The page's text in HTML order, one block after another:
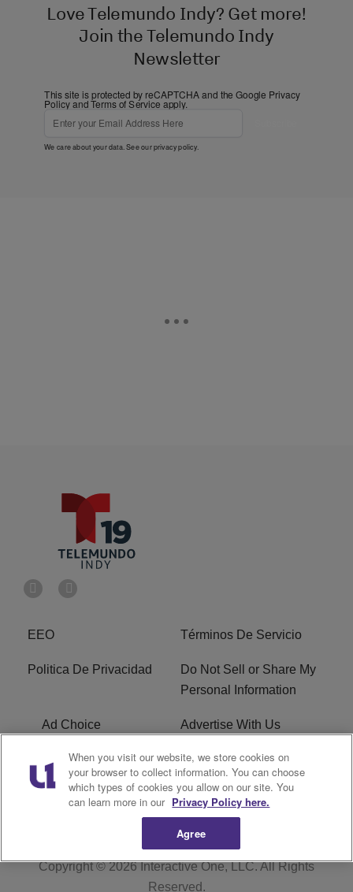
Love Telemundo Indy? Get more!
Join the Telemundo Indy
Newsletter
This site is protected by reCAPTCHA and the Google Privacy
PolicyandTerms of Service apply.
We care about your data. See ourprivacy policy.
EEO Términos De Servicio
Politica De Privacidad
Do Not Sell or Share My
Personal Information
Ad Choice Advertise With Us
Terms of Service R1 Digital
Closed Captioning
Copyright © 2026Interactive One, LLC. All Rights
Reserved.
When you visit our website, we store cookies on
your browser to collect information. You can choose
which types of cookies you allow on our site. You
can learn more in our Privacy Policy here.
Agree